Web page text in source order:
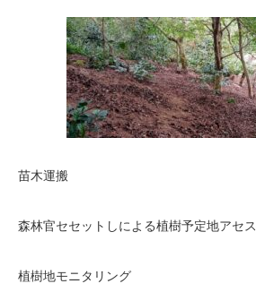
苗木運搬
森林官セセットしによる植樹予定地アセス
植樹地モニタリング